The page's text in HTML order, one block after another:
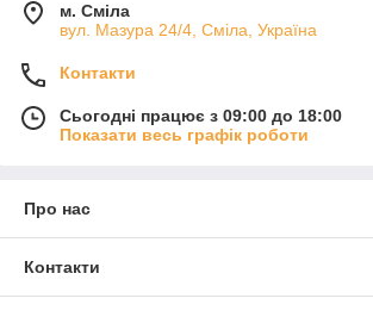
м. Сміла
вул. Мазура 24/4, Сміла, Україна
Контакти
Сьогодні працює з 09:00 до 18:00
Показати весь графік роботи
Про нас
Контакти